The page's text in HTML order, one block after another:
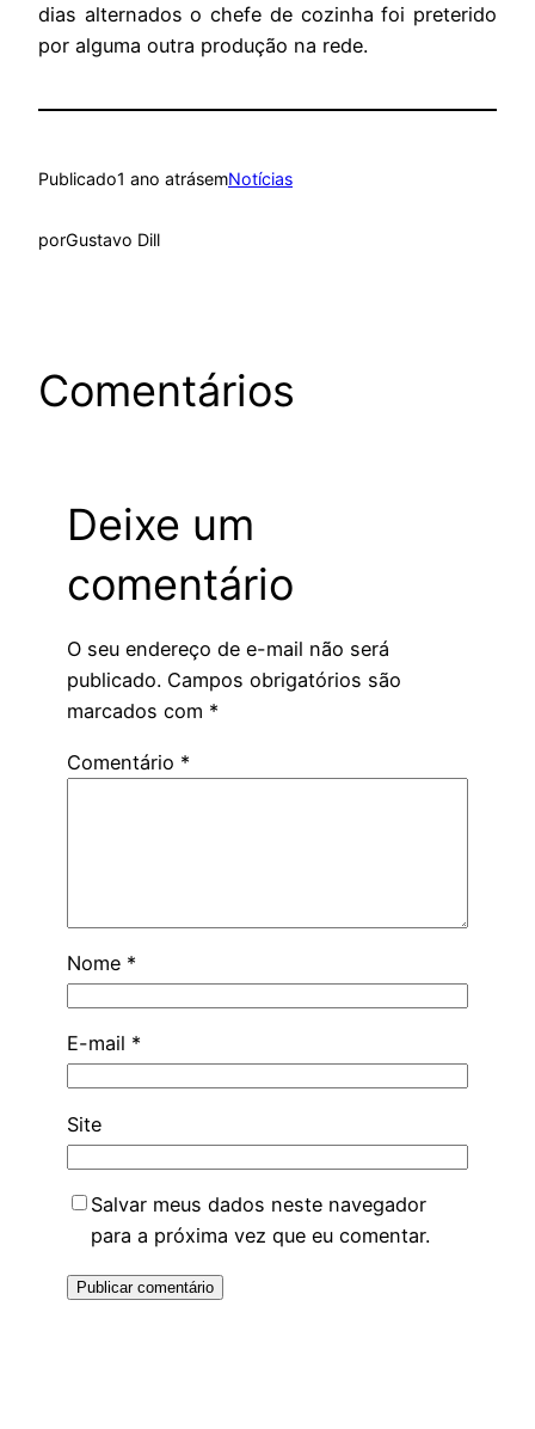
dias alternados o chefe de cozinha foi preterido
por alguma outra produção na rede.
Publicado1 ano atrásemNotícias
porGustavo Dill
Comentários
Deixe um
comentário
O seu endereço de e-mail não será
publicado. Campos obrigatórios são
marcados com *
Comentário *
Nome *
E-mail *
Site
Salvar meus dados neste navegador
para a próxima vez que eu comentar.